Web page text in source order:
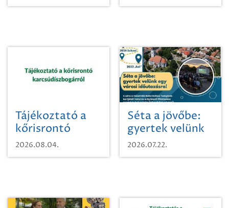
Tájékoztató a
kőrisrontó
karcsúdíszbogárról
2026.08.04.
Séta a jövőbe:
gyertek velünk
egy városi
időutazásra!
2026.07.22.